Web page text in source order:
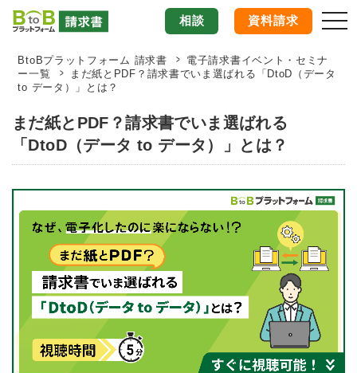
相談 資料請求
BtoBプラットフォーム 請求書
電子請求書イベント・セミナ
ー一覧
まだ紙とPDF？請求書でいま選ばれる「DtoD（データ
to データ）」とは？
まだ紙とPDF？請求書でいま選ばれる
「DtoD（データ to データ）」とは？